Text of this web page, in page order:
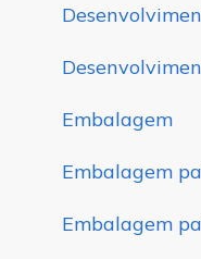
Embalagem
Embalagem
Embalagem